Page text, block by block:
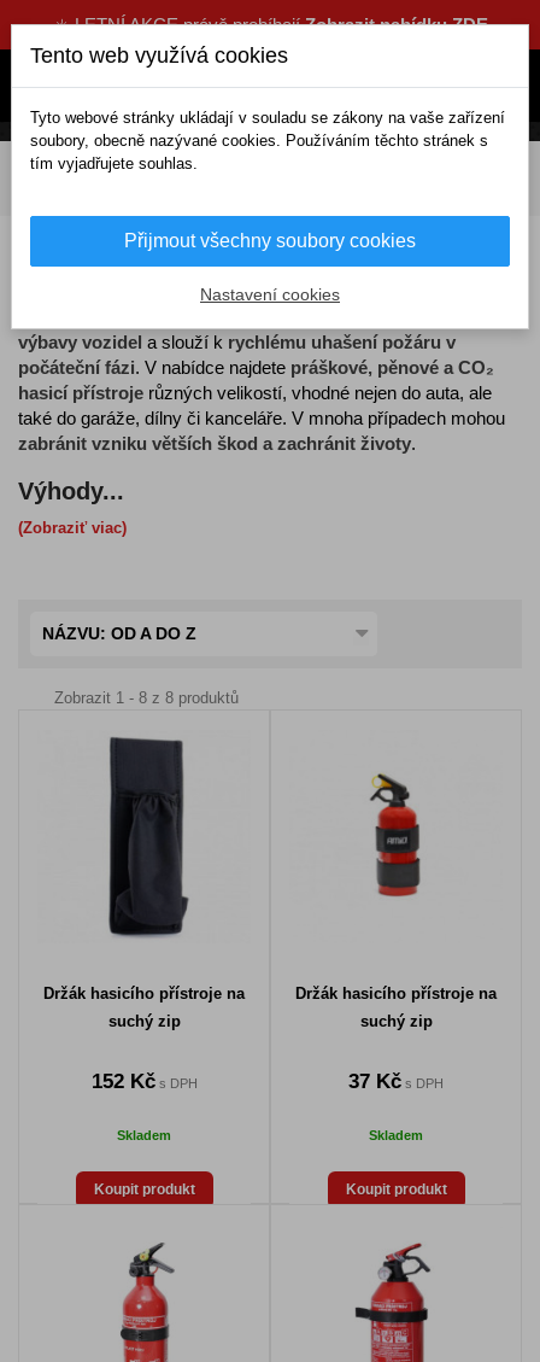
☀️ LETNÍ AKCE právě probíhajíZobrazit nabídku ZDE
DOMOV Výbava a nářadí
Hasicí přístroje
výbavy vozidel a slouží k rychlému uhašení požáru v
počáteční fázi. V nabídce najdete práškové, pěnové a CO₂
hasicí přístroje různých velikostí, vhodné nejen do auta, ale
také do garáže, dílny či kanceláře. V mnoha případech mohou
zabránit vzniku větších škod a zachránit životy.
Výhody...
(Zobraziť viac)
NÁZVU: OD A DO Z
Zobrazit 1 - 8 z 8 produktů
Držák hasicího přístroje na
suchý zip
152 Kčs DPH
Skladem
Koupit produkt
Držák hasicího přístroje na
suchý zip
37 Kč s DPH
Skladem
Koupit produkt
Tento web využívá cookies
Tyto webové stránky ukládají v souladu se zákony na vaše zařízení
soubory, obecně nazývané cookies. Používáním těchto stránek s
tím vyjadřujete souhlas.
Přijmout všechny soubory cookies
Nastavení cookies